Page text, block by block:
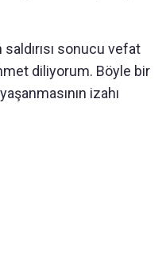
sonucu vefat
diliyorum. Böyle bir
izahı